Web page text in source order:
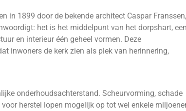
in 1899 door de bekende architect Caspar Franssen,
het is het middelpunt van het dorpshart, een
en interieur één geheel vormen. Deze
inwoners de kerk zien als plek van herinnering,
onderhoudsachterstand. Scheurvorming, schade
herstel lopen mogelijk op tot wel enkele